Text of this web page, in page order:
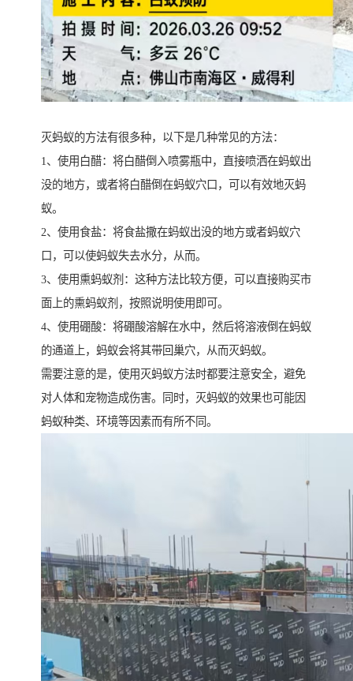
灭蚂蚁的方法有很多种，以下是几种常见的方法：
1、使用白醋：将白醋倒入喷雾瓶中，直接喷洒在蚂蚁出
没的地方，或者将白醋倒在蚂蚁穴口，可以有效地灭蚂
蚁。
2、使用食盐：将食盐撒在蚂蚁出没的地方或者蚂蚁穴
口，可以使蚂蚁失去水分，从而。
3、使用熏蚂蚁剂：这种方法比较方便，可以直接购买市
面上的熏蚂蚁剂，按照说明使用即可。
4、使用硼酸：将硼酸溶解在水中，然后将溶液倒在蚂蚁
的通道上，蚂蚁会将其带回巢穴，从而灭蚂蚁。
需要注意的是，使用灭蚂蚁方法时都要注意安全，避免
对人体和宠物造成伤害。同时，灭蚂蚁的效果也可能因
蚂蚁种类、环境等因素而有所不同。